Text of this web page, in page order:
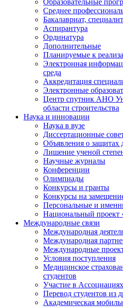
Среднее
Бакалавриат,
Аспирантура
Ординатура
Дополнительные
Планируемые к
Электронная
среда
Аккредитация
Электронные
Центр спутник АНО
области строительства
Наука и инновации
Наука в вузе
Диссертационные
Объявления о защитах
Лишение ученой
Научные журналы
Конференции
Олимпиады
Конкурсы и гранты
Конкурсы на
Персональные и
Национальный проект
Международные связи
Международная
Международная
Международные
Условия поступления
Медицинское
студентов
Участие в Ассоциациях
Перевод студентов из
Академическая